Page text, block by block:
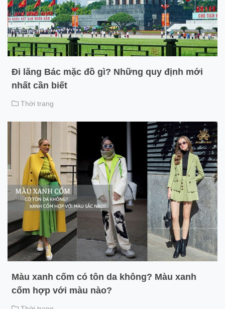
Đi lăng Bác mặc đồ gì? Những quy định mới
nhất cần biết
Thời trang
Màu xanh cốm có tôn da không? Màu xanh
cốm hợp với màu nào?